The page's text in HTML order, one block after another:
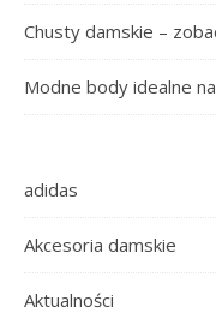
Chusty damskie –
Modne body idealne
adidas
Akcesoria damskie
Aktualności